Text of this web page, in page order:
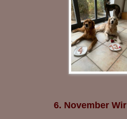
6. November